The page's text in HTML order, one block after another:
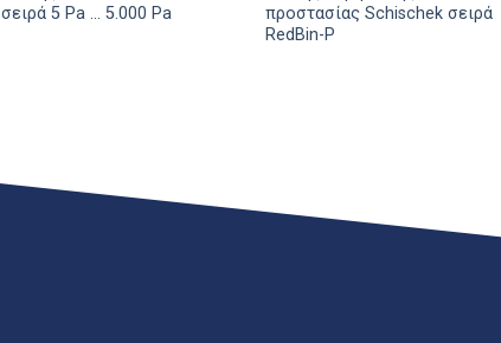
σειρά 5 Pa ... 5.000 Pa
προστασίας Schischek σειρά
RedBin-P